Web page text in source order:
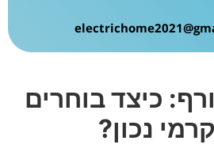
כיצד בוחרים
נכון?